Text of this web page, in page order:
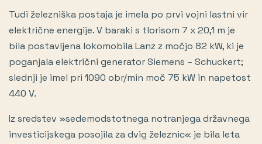
Tudi železniška postaja je imela po prvi vojni lastni vir
električne energije. V baraki s tlorisom 7 x 20,1 m je
bila postavljena lokomobila Lanz z močjo 82 kW, ki je
poganjala električni generator Siemens – Schuckert;
slednji je imel pri 1090 obr/min moč 75 kW in napetost
440 V.
Iz sredstev »sedemodstotnega notranjega državnega
investicijskega posojila za dvig železnic« je bila leta